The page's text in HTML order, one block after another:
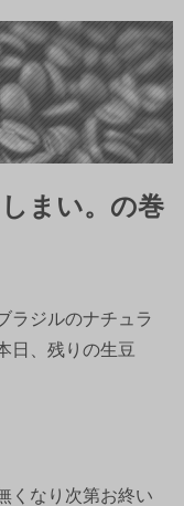
まい。の巻
ラジルのナチュラ
日、残りの生豆
くなり次第お終い